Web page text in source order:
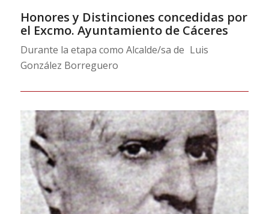
Honores y Distinciones concedidas por
el Excmo. Ayuntamiento de Cáceres
Durante la etapa como Alcalde/sa de Luis
González Borreguero